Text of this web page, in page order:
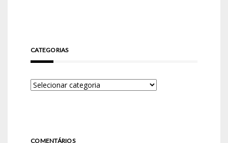
CATEGORIAS
COMENTÁRIOS